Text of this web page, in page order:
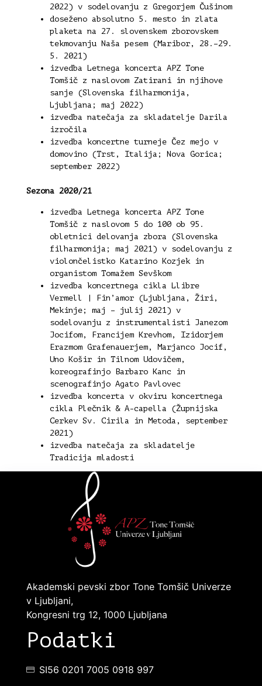
2022) v sodelovanju z Gregorjem Čušinom
doseženo absolutno 5. mesto in zlata
plaketa na 27. slovenskem zborovskem
tekmovanju Naša pesem (Maribor, 28.–29.
5. 2021)
izvedba Letnega koncerta APZ Tone
Tomšič z naslovom Zatirani in njihove
sanje (Slovenska filharmonija,
Ljubljana; maj 2022)
izvedba natečaja za skladatelje Darila
izročila
izvedba koncertne turneje Čez mejo v
domovino (Trst, Italija; Nova Gorica;
september 2022)
Sezona 2020/21
izvedba Letnega koncerta APZ Tone
Tomšič z naslovom 5 do 100 ob 95.
obletnici delovanja zbora (Slovenska
filharmonija; maj 2021) v sodelovanju z
violončelistko Katarino Kozjek in
organistom Tomažem Sevškom
izvedba koncertnega cikla Llibre
Vermell | Fin’amor (Ljubljana, Žiri,
Mekinje; maj – julij 2021) v
sodelovanju z instrumentalisti Janezom
Jocifom, Francijem Krevhom, Izidorjem
Erazmom Grafenauerjem, Marjanco Jocif,
Uno Košir in Tilnom Udovičem,
koreografinjo Barbaro Kanc in
scenografinjo Agato Pavlovec
izvedba koncerta v okviru koncertnega
cikla Plečnik & A-capella (Župnijska
Cerkev Sv. Cirila in Metoda, september
2021)
izvedba natečaja za skladatelje
Tradicija mladosti
Akademski pevski zbor Tone Tomšič Univerze
v Ljubljani,
Kongresni trg 12, 1000 Ljubljana
Podatki
SI56 0201 7005 0918 997